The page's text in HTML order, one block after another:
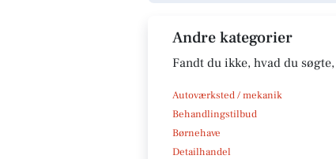
Andre kategorier
Fandt du ikke, hvad du
Autoværksted / mekanik
Behandlingstilbud
Børnehave
Detailhandel